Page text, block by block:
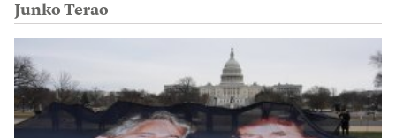
Junko Terao